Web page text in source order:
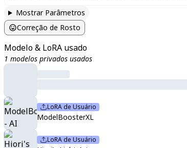
Mostrar Parâmetros
Correção de Rosto
Modelo & LoRA usado
1 modelos privados usados
LoRA de Usuário
ModelBoosterXL
LoRA de Usuário